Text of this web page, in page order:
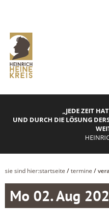
„JEDE ZEIT
UND DURCH DIE LÖSUNG
sie sind hier:startseite /termine /
Mo 02. Aug